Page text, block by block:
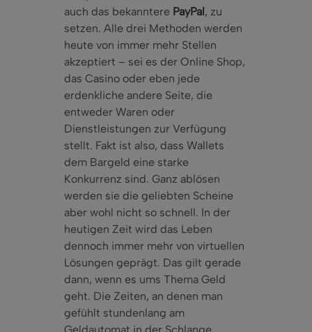
auch das bekanntere PayPal, zu
setzen. Alle drei Methoden werden
heute von immer mehr Stellen
akzeptiert – sei es der Online Shop,
das Casino oder eben jede
erdenkliche andere Seite, die
entweder Waren oder
Dienstleistungen zur Verfügung
stellt. Fakt ist also, dass Wallets
dem Bargeld eine starke
Konkurrenz sind. Ganz ablösen
werden sie die geliebten Scheine
aber wohl nicht so schnell. In der
heutigen Zeit wird das Leben
dennoch immer mehr von virtuellen
Lösungen geprägt. Das gilt gerade
dann, wenn es ums Thema Geld
geht. Die Zeiten, an denen man
gefühlt stundenlang am